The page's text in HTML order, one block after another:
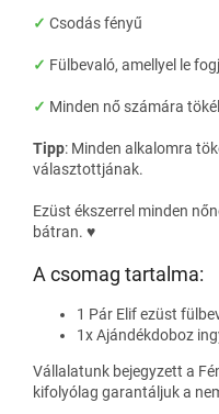
✓ Csodás fényű
✓ Fülbevaló, amellyel le
✓ Minden nő számára
Tipp: Minden alkalomra
választottjának.
Ezüst ékszerrel minden
bátran. ♥
A csomag tartalma:
1 Pár Elif ezüst
1x Ajándékdoboz
Vállalatunk bejegyzett a
kifolyólag garantáljuk a